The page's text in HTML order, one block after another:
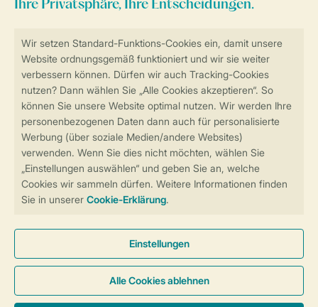
Sicherstellung Deiner Privatsphäre
Sicher und schnell zur Online-Buchung
Sichere Datenübertragung
Sicheres Bezahlen
Cookies und Banner
Barrierefreiheit